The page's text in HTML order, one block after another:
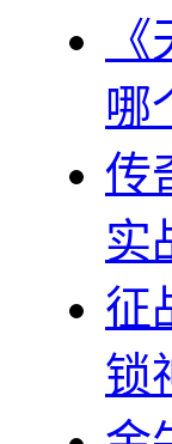
哪
传
实
征
锁